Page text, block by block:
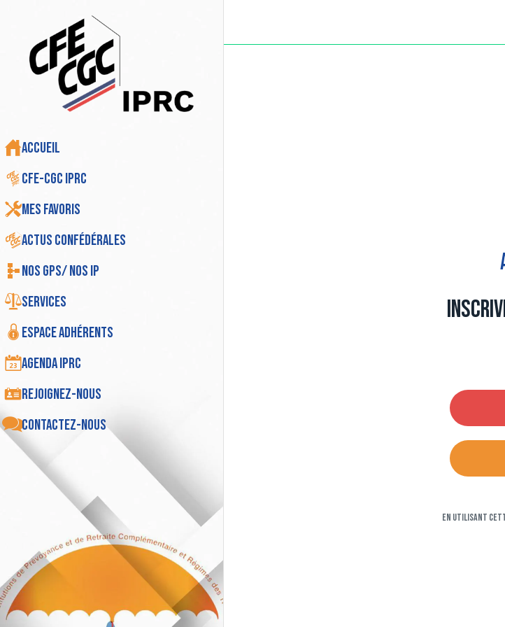
Accueil
CFE-CGC IPRC
Mes favoris
Actus Confédérales
Nos GPS/ Nos IP
Services
Espace adhérents
Agenda IPRC
Rejoignez-nous
Contactez-nous
En utilisant